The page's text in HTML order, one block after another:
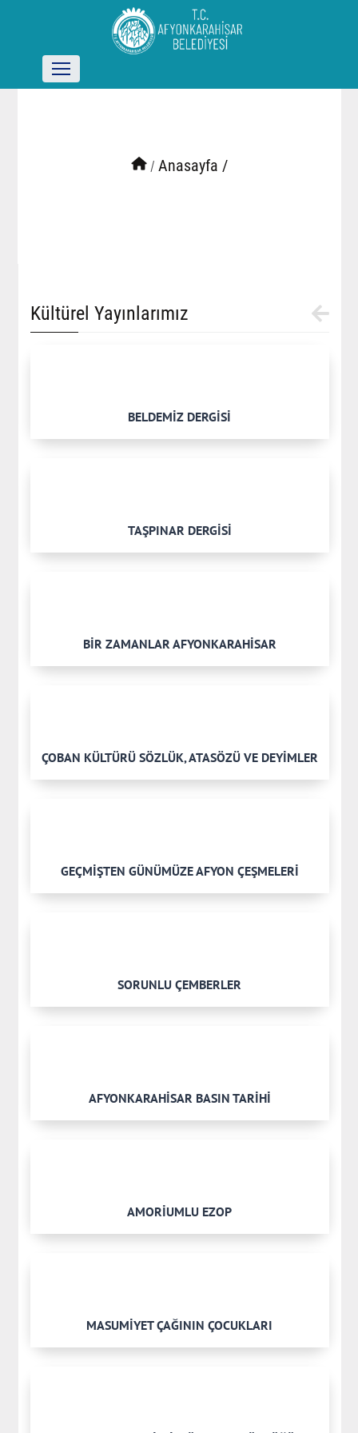
/ Anasayfa /
Kültürel Yayınlarımız
BELDEMİZ DERGİSİ
TAŞPINAR DERGİSİ
BİR ZAMANLAR AFYONKARAHİSAR
ÇOBAN KÜLTÜRÜ SÖZLÜK, ATASÖZÜ VE DEYİMLER
GEÇMİŞTEN GÜNÜMÜZE AFYON ÇEŞMELERİ
SORUNLU ÇEMBERLER
AFYONKARAHİSAR BASIN TARİHİ
AMORİUMLU EZOP
MASUMİYET ÇAĞININ ÇOCUKLARI